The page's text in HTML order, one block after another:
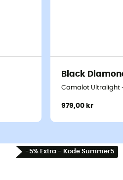
Black
Camalot Ultralight
979,00 kr
-5% Extra - Kode Summer5